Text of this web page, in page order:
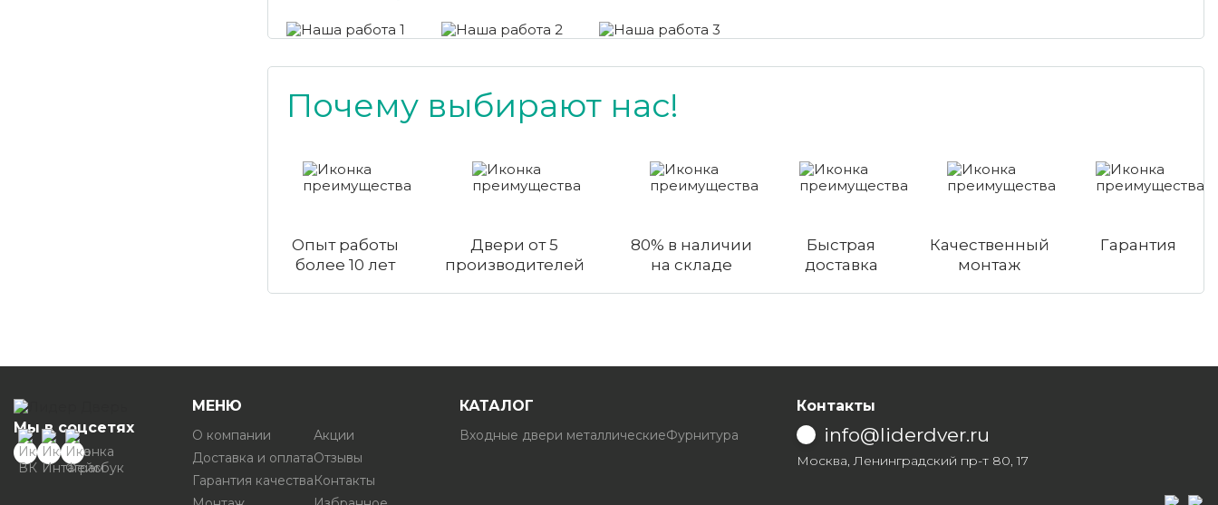
Почему выбирают нас!
Опыт работы
более 10 лет
Двери от 5
производителей
80% в наличии
на складе
Быстрая
доставка
Качественный
монтаж
Гарантия
Мы в соцсетях
МЕНЮ
О компании
Доставка и оплата
Гарантия качества
Акции
Отзывы
Контакты
КАТАЛОГ
Входные двери металлическиеФурнитура
Контакты
info@liderdver.ru
Москва, Ленинградский пр-т 80, 17